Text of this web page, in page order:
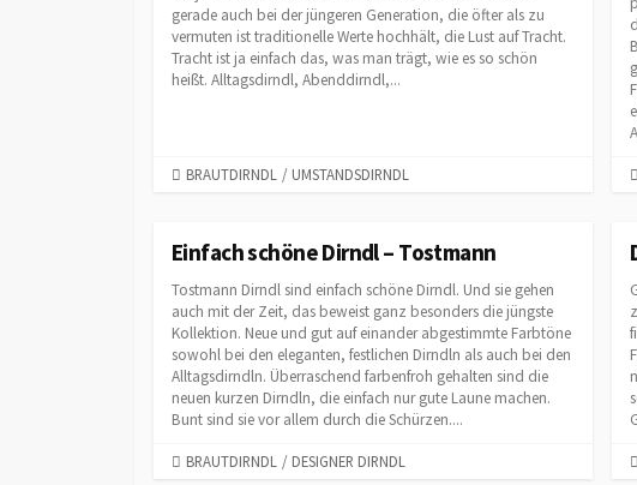
S
gerade auch bei der jüngeren Generation, die öfter als zu
vermuten ist traditionelle Werte hochhält, die Lust auf Tracht.
Tracht ist ja einfach das, was man trägt, wie es so schön
heißt. Alltagsdirndl, Abenddirndl,...
C
E
O
R
I
E
BRAUTDIRNDL / UMSTANDSDIRNDL
Einfach schöne Dirndl – Tostmann
Tostmann Dirndl sind einfach schöne Dirndl. Und sie gehen
auch mit der Zeit, das beweist ganz besonders die jüngste
Kollektion. Neue und gut auf einander abgestimmte Farbtöne
sowohl bei den eleganten, festlichen Dirndln als auch bei den
Alltagsdirndln. Überraschend farbenfroh gehalten sind die
neuen kurzen Dirndln, die einfach nur gute Laune machen.
Bunt sind sie vor allem durch die Schürzen....
CBRAUTDIRNDL / DESIGNER DIRNDL